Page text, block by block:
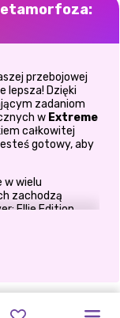
przebojowej
lepsza! Dzięki
zadaniom
w Extreme
całkowitej
gotowy, aby
w wielu
zachodzą
Ellie Edition
i
zrobić, to
drogę
rutyny, która
PORADNIKI